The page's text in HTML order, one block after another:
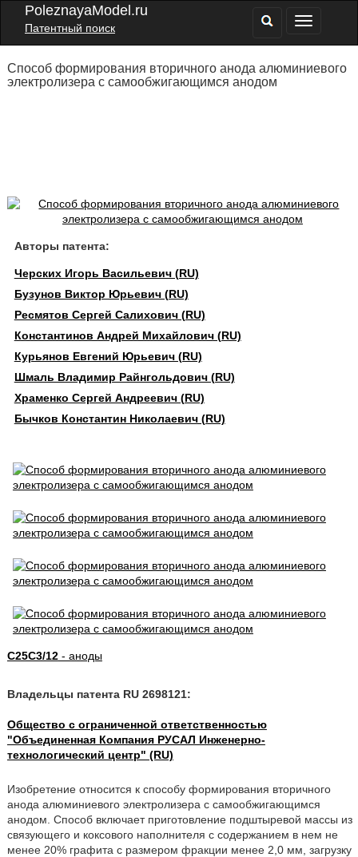
PoleznayaModel.ru
Патентный поиск
Способ формирования вторичного анода алюминиевого
электролизера с самообжигающимся анодом
Авторы патента:
Черских Игорь Васильевич (RU)
Бузунов Виктор Юрьевич (RU)
Ресмятов Сергей Салихович (RU)
Константинов Андрей Михайлович (RU)
Курьянов Евгений Юрьевич (RU)
Шмаль Владимир Райнгольдович (RU)
Храменко Сергей Андреевич (RU)
Бычков Константин Николаевич (RU)
C25C3/12- аноды
Владельцы патента RU 2698121:
Общество с ограниченной ответственностью
"Объединенная Компания РУСАЛ Инженерно-
технологический центр" (RU)
Изобретение относится к способу формирования вторичного
анода алюминиевого электролизера с самообжигающимся
анодом. Способ включает приготовление подштыревой массы из
связующего и коксового наполнителя с содержанием в нем не
менее 20% графита с размером фракции менее 2,0 мм, загрузку